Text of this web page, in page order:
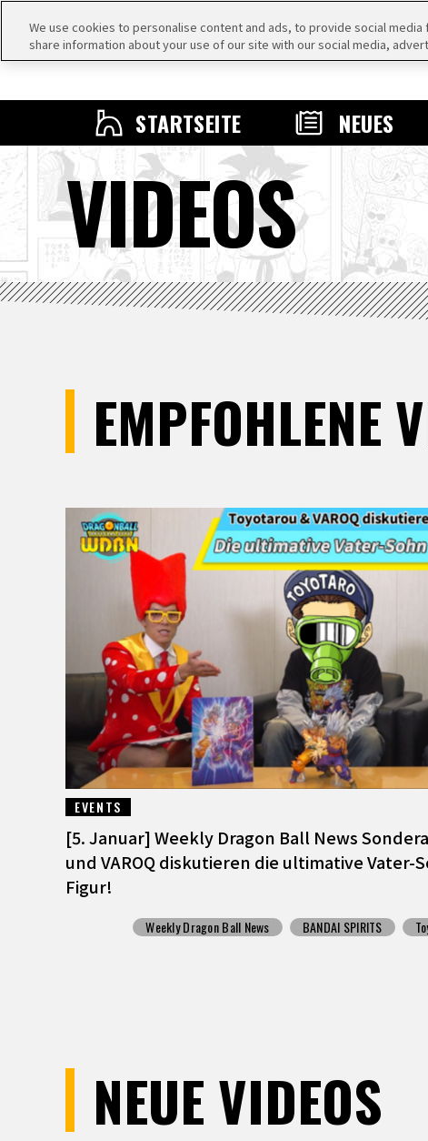
STARTSEITE NEUES
VIDEOS
EMPFOHLENE
EVENTS
[5. Januar] Weekly Dragon Ball News
und VAROQ diskutieren die ultimative Vater-
Figur!
Weekly Dragon Ball News BANDAI SPIRITS
NEUE VIDEOS
We use cookies to personalise content and ads, to provide social
share information about your use of our site with our social media,